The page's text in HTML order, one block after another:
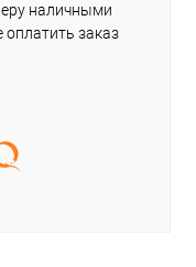
наличными
оплатить заказ